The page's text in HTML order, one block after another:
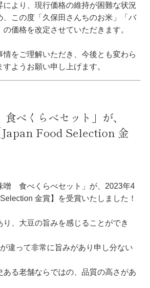
により、現行価格の維持が困難な状況
、この度「久保田さんちのお米」「バ
価格を改定させていただきます。
情をご理解いただき、今後とも変わら
ようお願い申し上げます。
べくらべセット」が、
Japan Food Selection 金
噌 食べくらべセット」が、2023年4
金賞】を受賞いたしました！
り、大豆の旨みを感じることができ
違って非常に旨みがあり申し分ない
ある老舗ならではの、品質の高さがあ